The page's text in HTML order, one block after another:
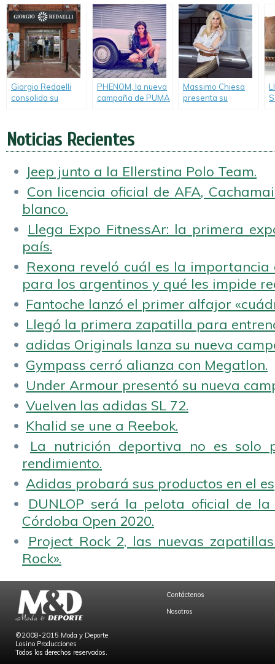
Giorgio Redaelli
consolida su
nuevo local.
PHENOM, la nueva
campaña de PUMA
Massimo Chiesa
presenta su
Noticias Recientes
Jeep junto a la Ellerstina Polo Team.
Con licencia oficial de AFA,
blanco.
Llega Expo FitnessAr: la primera
país.
Rexona reveló cuál es la
para los argentinos y qué les impide
Fantoche lanzó el primer alfajor
Llegó la primera zapatilla para
adidas Originals lanza su nueva
Gympass cerró alianza con Megatlon.
Under Armour presentó su nueva
Vuelven las adidas SL 72.
Khalid se une a Reebok.
La nutrición deportiva no es solo
rendimiento.
Adidas probará sus productos en el
DUNLOP será la pelota oficial de
Córdoba Open 2020.
Project Rock 2, las nuevas
Rock».
©2008-2015 Moda y Deporte
Losino Producciones
Todos los derechos reservados.
Contáctenos
Nosotros